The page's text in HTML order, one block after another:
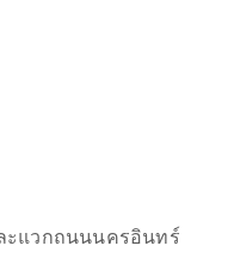
ะแวกถนนนครอินทร์